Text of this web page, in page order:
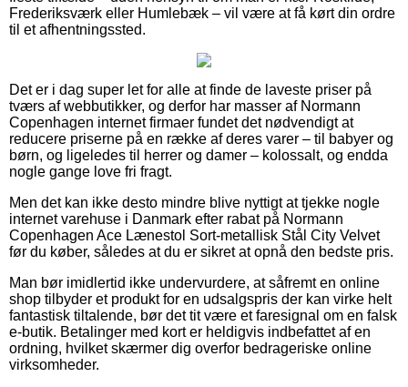
Frederiksværk eller Humlebæk – vil være at få kørt din ordre
til et afhentningssted.
Det er i dag super let for alle at finde de laveste priser på
tværs af webbutikker, og derfor har masser af Normann
Copenhagen internet firmaer fundet det nødvendigt at
reducere priserne på en række af deres varer – til babyer og
børn, og ligeledes til herrer og damer – kolossalt, og endda
nogle gange love fri fragt.
Men det kan ikke desto mindre blive nyttigt at tjekke nogle
internet varehuse i Danmark efter rabat på Normann
Copenhagen Ace Lænestol Sort-metallisk Stål City Velvet
før du køber, således at du er sikret at opnå den bedste pris.
Man bør imidlertid ikke undervurdere, at såfremt en online
shop tilbyder et produkt for en udsalgspris der kan virke helt
fantastisk tiltalende, bør det tit være et faresignal om en falsk
e-butik. Betalinger med kort er heldigvis indbefattet af en
ordning, hvilket skærmer dig overfor bedrageriske online
virksomheder.